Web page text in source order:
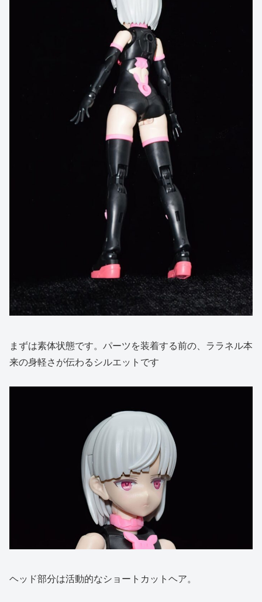
まずは素体状態です。パーツを装着する前の、ララネル本
来の身軽さが伝わるシルエットです
ヘッド部分は活動的なショートカットヘア。